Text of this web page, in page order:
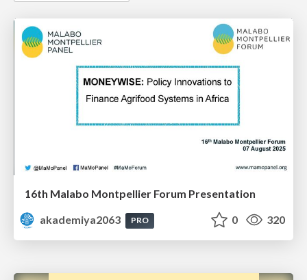
16th Malabo Montpellier Forum Presentation
akademiya2063
PRO 0 320